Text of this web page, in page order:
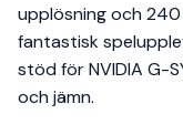
upplösning och
fantastisk
stöd för NVIDIA G-
och jämn.